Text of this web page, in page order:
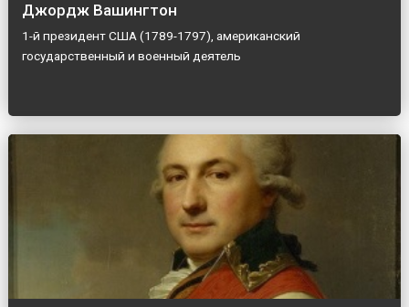
Джордж Вашингтон
1-й президент США (1789-1797), американский
государственный и военный деятель